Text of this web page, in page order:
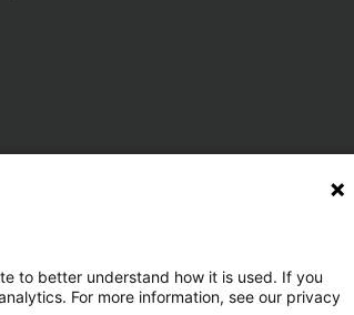
to better understand how it is used. If you
For more information, see our privacy